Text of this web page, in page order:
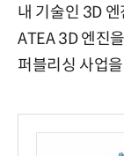
내 기술인 3D
ATEA 3D 엔진
퍼블리싱 사업